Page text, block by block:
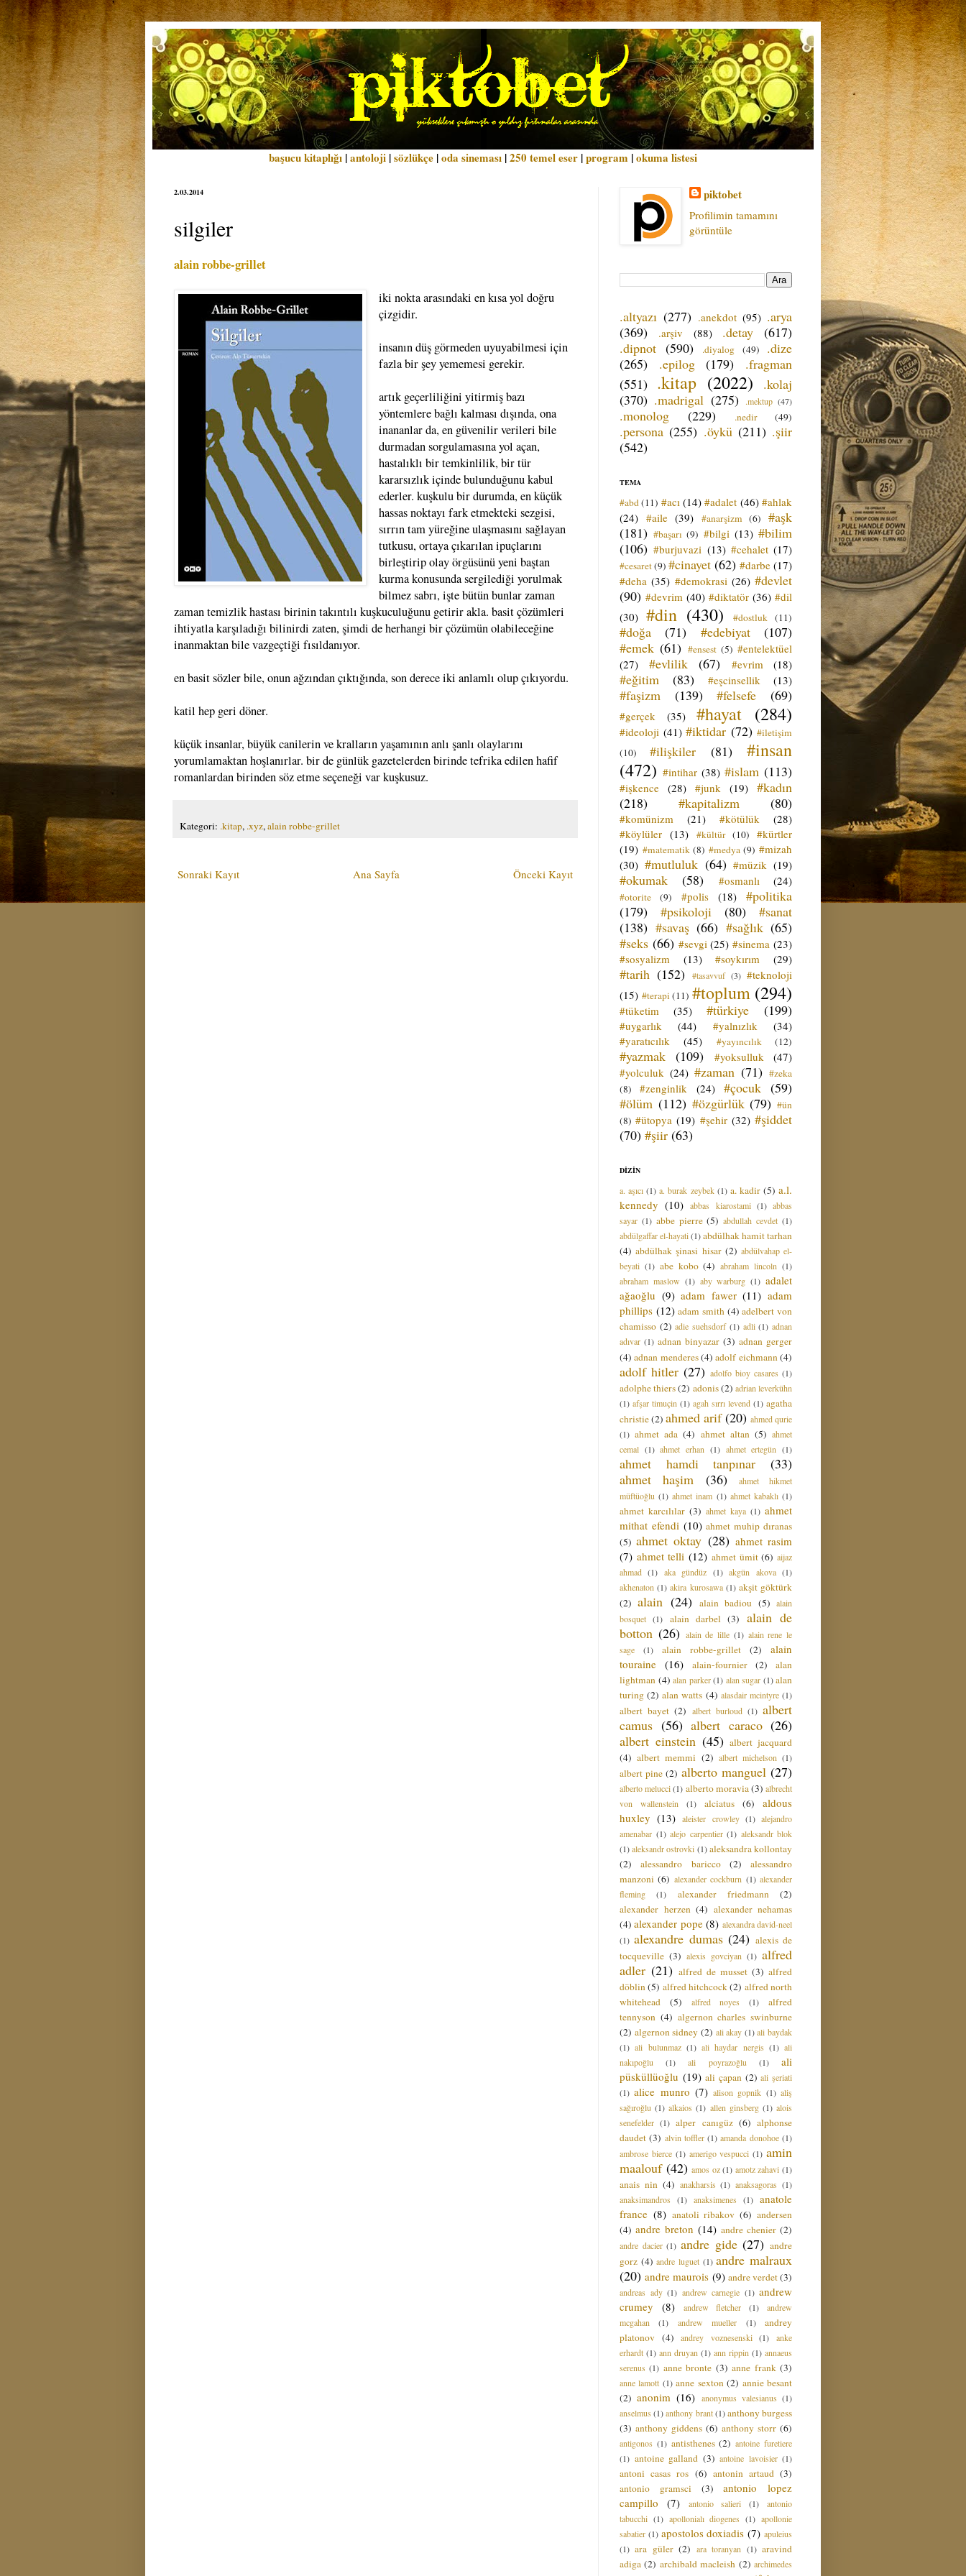
başucu kitaplığı |antoloji |sözlükçe |oda sineması |250 temel eser |program |okuma listesi
2.03.2014
silgiler
alain robbe-grillet
iki nokta arasındaki en kısa yol doğru
çizgidir.
insanın düş görmeden uyuyabilmesi için
fazla bir şey yememesi gerekir.
artık geçerliliğini yitirmiş bazı
yöntemlere bağlı kalması dışında, ona
inananlar da, en güvenilir verileri bile
durmadan sorgulamasına yol açan,
hastalıklı bir temkinlilik, bir tür
kararsızlık içinde bulunduğunu kabul
ederler. kuşkulu bir durumda, en küçük
hassas noktayı fark etmekteki sezgisi,
sırrın tam yüreğine ulaşmasını sağlayan
tutkusu, ortaya çıkarılan ipuçlarını
birleştirip olay örgüsünü yeni baştan
kurma konusunda sergilediği yorulmak
bilmez sabrı, işte bütün bunlar zaman
zaman temizlik hastası birinin takıntılı kuşkuculuğunu getirir akla. basit çözümleri
ihtiyatla karşıladığı bilinirdi zaten, şimdi de herhangi bir çözümün olabileceğine
inanmaktan bile vazgeçtiği fısıldanıyor.
en basit sözler bile, onun ağzından çıktığında, son derece iki anlamlı olup çıkıyordu.
katil hep geri döner.
küçük insanlar, büyük canilerin ve kralların yaşamının anlı şanlı olaylarını
yorumlamaktan hoşlanırlar. bir de günlük gazetelerden birinde tefrika edilen hafif
romanlardan birinden söz etme seçeneği var kuşkusuz.
Kategori: .kitap, .xyz,alain robbe-grillet
Sonraki Kayıt Önceki Kayıt
Ana Sayfa
piktobet
Profilimin tamamını
görüntüle
.altyazı (277) .anekdot (95) .arya
(369)
.arşiv (88) .detay
(617)
.dipnot (590) .diyalog (49)
.dize
(265)
.epilog (179)
.fragman
(551) .kitap (2022)
.kolaj
(370) .madrigal (275) .mektup (47)
.monolog (229) .nedir (49)
.persona (255) .öykü (211) .şiir
(542)
TEMA
#abd (11) #acı (14) #adalet (46) #ahlak
(24) #aile (39) #anarşizm (6)
#aşk
(181) #başarı (9) #bilgi (13) #bilim
(106) #burjuvazi (13) #cehalet (17)
#cesaret(9) #cinayet (62) #darbe (17)
#deha (35) #demokrasi (26) #devlet
(90) #devrim (40) #diktatör (36) #dil
(30) #din (430) #dostluk (11)
#doğa (71) #edebiyat
(107)
#emek (61) #ensest (5) #entelektüel
(27)
#evlilik (67) #evrim (18)
#eğitim (83) #eşcinsellik (13)
#faşizm (139) #felsefe (69)
#gerçek (35) #hayat (284)
#ideoloji (41) #iktidar (72) #iletişim
(10)
#ilişkiler (81)
#insan
(472) #intihar (38) #islam (113)
#işkence (28) #junk (19) #kadın
(218)
#kapitalizm (80)
#komünizm (21) #kötülük
(28)
#köylüler (13) #kültür (10)
#kürtler
(19) #matematik (8) #medya (9) #mizah
(30) #mutluluk (64) #müzik (19)
#okumak (58) #osmanlı (24)
#otorite (9) #polis (18)
#politika
(179)
#psikoloji (80)
#sanat
(138) #savaş (66) #sağlık (65)
#seks (66) #sevgi (25) #sinema (23)
#sosyalizm
(13) #soykırım (29)
#tarih (152) #tasavvuf (3) #teknoloji
(15) #terapi (11) #toplum (294)
#tüketim (35) #türkiye (199)
#uygarlık (44) #yalnızlık
(34)
#yaratıcılık
(45) #yayıncılık (12)
#yazmak (109) #yoksulluk
(47)
#yolculuk (24) #zaman (71) #zeka
(8)
#zenginlik (24) #çocuk (59)
#ölüm (112) #özgürlük (79) #ün
(8) #ütopya (19) #şehir (32) #şiddet
(70) #şiir (63)
DİZİN
a. aşıcı (1) a. burak zeybek (1) a. kadir (5) a.l.
kennedy (10) abbas kiarostami (1) abbas
sayar (1) abbe pierre (5) abdullah cevdet (1)
abdülgaffar el-hayati(1)abdülhak hamit tarhan
(4) abdülhak şinasi hisar (2) abdülvahap el-
beyati (1) abe kobo (4) abraham lincoln (1)
abraham maslow (1) aby warburg (1) adalet
ağaoğlu (9) adam fawer (11) adam
phillips (12) adam smith (4) adelbert von
chamisso (2) adie suehsdorf (1) adli (1) adnan
adıvar (1) adnan binyazar (3) adnan gerger
(4) adnan menderes(4) adolf eichmann (4)
adolf hitler (27) adolfo bioy casares (1)
adolphe thiers(2) adonis(2) adrian leverkühn
(1) afşar timuçin (1) agah sırrı levend (1) agatha
christie(2) ahmed arif (20) ahmed qurie
(1) ahmet ada (4) ahmet altan (5) ahmet
cemal (1) ahmet erhan (1) ahmet ertegün (1)
ahmet hamdi tanpınar
(33)
ahmet haşim
(36)
ahmet hikmet
müftüoğlu (1) ahmet inam (1) ahmet kabaklı (1)
ahmet karcılılar (3) ahmet kaya (1) ahmet
mithat efendi (10) ahmet muhip dıranas
(5) ahmet oktay (28) ahmet rasim
(7) ahmet telli (12) ahmet ümit (6) aijaz
ahmad (1) aka gündüz (1) akgün akova (1)
akhenaton (1) akira kurosawa (1) akşit göktürk
(2) alain (24) alain badiou (5) alain
bosquet (1) alain darbel (3)
alain de
botton (26) alain de lille (1) alain rene le
sage
(1) alain robbe-grillet (2)
alain
touraine (16) alain-fournier (2)
alan
lightman (4) alan parker (1) alan sugar (1) alan
turing (2) alan watts (4) alasdair mcintyre (1)
albert bayet (2) albert burloud (1) albert
camus (56) albert caraco (26)
albert einstein (45) albert jacquard
(4) albert memmi (2) albert michelson (1)
albert pine (2) alberto manguel (27)
alberto melucci (1) alberto moravia (3) albrecht
von wallenstein
(1) alciatus (6)
aldous
huxley (13) aleister crowley (1) alejandro
amenabar (1) alejo carpentier (1) aleksandr blok
(1) aleksandr ostrovki (1) aleksandra kollontay
(2)
alessandro baricco (2)
alessandro
manzoni (6) alexander cockburn (1) alexander
fleming
(1) alexander friedmann
(2)
alexander herzen (4) alexander nehamas
(4) alexander pope (8) alexandra david-neel
(1) alexandre dumas (24) alexis de
tocqueville (3) alexis govciyan (1) alfred
adler (21) alfred de musset (3) alfred
döblin (5) alfred hitchcock(2) alfred north
whitehead
(5) alfred noyes (1)
alfred
tennyson (4) algernon charles swinburne
(2) algernon sidney (2) ali akay (1) ali baydak
(1) ali bulunmaz (1) ali haydar nergis (1) ali
nakıpoğlu
(1) ali poyrazoğlu (1)
ali
püsküllüoğlu (19) ali çapan (2) ali şeriati
(1) alice munro (7) alison gopnik (1) aliş
sağıroğlu (1) alkaios (1) allen ginsberg (1) alois
senefelder (1) alper canıgüz (6) alphonse
daudet (3) alvin toffler (1) amanda donohoe (1)
ambrose bierce (1) amerigo vespucci (1) amin
maalouf (42) amos oz (1) amotz zahavi (1)
anais nin (4) anakharsis (1) anaksagoras (1)
anaksimandros
(1) anaksimenes (1) anatole
france (8) anatoli ribakov (6) andersen
(4) andre breton (14) andre chenier (2)
andre dacier (1) andre gide (27) andre
gorz (4) andre luguet (1) andre malraux
(20) andre maurois (9) andre verdet(3)
andreas ady (1) andrew carnegie (1) andrew
crumey
(8) andrew fletcher (1)
andrew
mcgahan
(1) andrew mueller (1)
andrey
platonov (4) andrey voznesenski (1)
anke
erhardt (1) ann druyan (1) ann rippin (1) annaeus
serenus (1) anne bronte (3) anne frank (3)
anne lamott (1) anne sexton (2) annie besant
(2) anonim (16) anonymus valesianus (1)
anselmus (1) anthony brant (1) anthony burgess
(3) anthony giddens (6) anthony storr (6)
antigonos (1) antisthenes (2) antoine furetiere
(1) antoine galland (3) antoine lavoisier (1)
antoni casas ros (6) antonin artaud (3)
antonio gramsci
(3)
antonio lopez
campillo
(7) antonio salieri (1)
antonio
tabucchi (1) apollonialı diogenes (1) apollonie
sabatier (1) apostolos doxiadis (7) apuleius
(1) ara güler (2) ara toranyan (1) aravind
adiga (2) archibald macleish (2) archimedes